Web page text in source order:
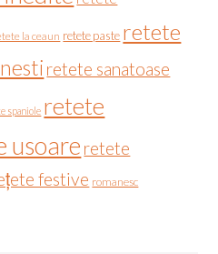
la ceaun retete paste retete
retete sanatoase
spaniole retete
usoare retete
festive romanesc